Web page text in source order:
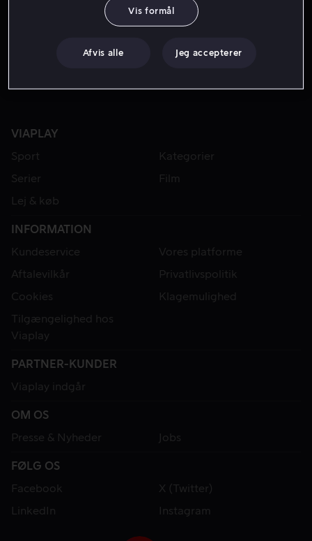
VIAPLAY
Sport
Kategorier
Serier
Film
Lej & køb
INFORMATION
Kundeservice
Vores platforme
Aftalevilkår
Privatlivspolitik
Cookies
Klagemulighed
Tilgængelighed hos
Viaplay
PARTNER-KUNDER
Viaplay indgår
OM OS
Presse & Nyheder
Jobs
FØLG OS
Facebook
X (Twitter)
LinkedIn
Instagram
Vis formål
Afvis alle Jeg accepterer